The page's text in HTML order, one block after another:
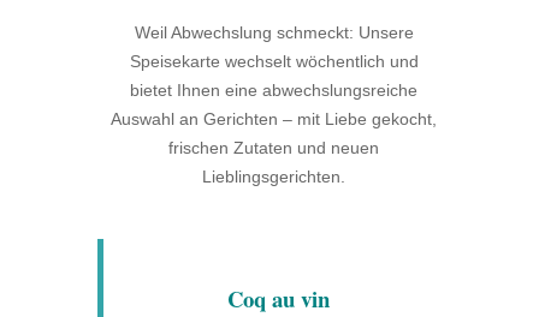
Weil Abwechslung schmeckt: Unsere
Speisekarte wechselt wöchentlich und
bietet Ihnen eine abwechslungsreiche
Auswahl an Gerichten – mit Liebe gekocht,
frischen Zutaten und neuen
Lieblingsgerichten.
Coq au vin